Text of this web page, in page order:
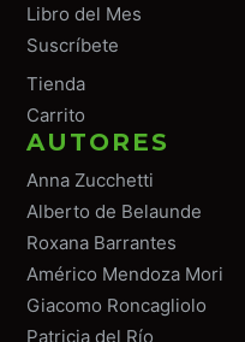
Libro del Mes
Suscríbete
Tienda
Carrito
AUTORES
Anna Zucchetti
Alberto de Belaunde
Roxana Barrantes
Américo Mendoza Mori
Giacomo Roncagliolo
Patricia del Río